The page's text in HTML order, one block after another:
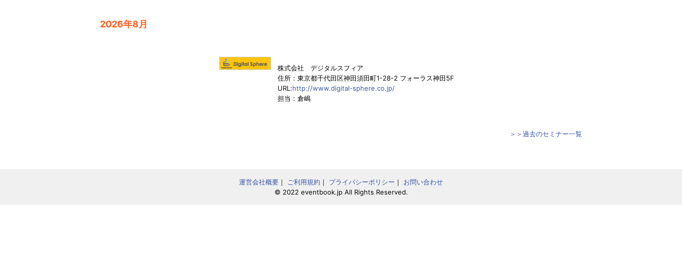
2026年8月
株式会社 デジタルスフィア
住所：東京都千代田区神田須田町1-28-2 フォーラス神田5F
URL:http://www.digital-sphere.co.jp/
担当：倉嶋
＞＞過去のセミナー一覧
運営会社概要 ｜ ご利用規約 ｜ プライバシーポリシー ｜ お問い合わせ
© 2022 eventbook.jp All Rights Reserved.